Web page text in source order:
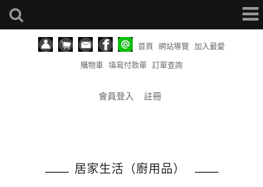
首頁 網站導覽 加入最愛
購物車 填寫付款單 訂單查詢
會員登入 註冊
居家生活（廚用品）